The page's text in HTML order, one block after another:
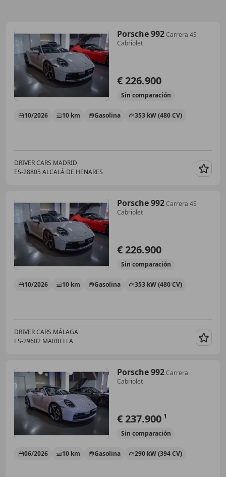
Porsche 992Carrera 4S
Cabriolet
€ 226.900
Sin comparación
10/2026 10 km Gasolina 353 kW (480 CV)
DRIVER CARS MADRID
ES-28805 ALCALÁ DE HENARES
Porsche 992Carrera 4S
Cabriolet
€ 226.900
Sin comparación
10/2026 10 km Gasolina 353 kW (480 CV)
DRIVER CARS MÁLAGA
ES-29602 MARBELLA
Porsche 992Carrera
Cabriolet
€ 237.900 1
Sin comparación
06/2026 10 km Gasolina 290 kW (394 CV)